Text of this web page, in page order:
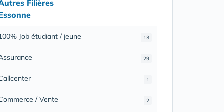
Filières
13
Job étudiant / jeune
29
1
2
/ Vente